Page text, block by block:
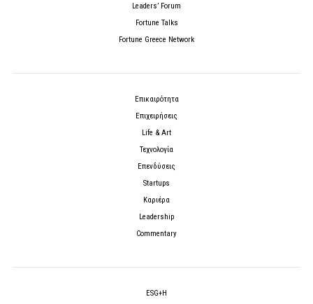
Leaders’ Forum
Fortune Talks
Fortune Greece Network
Επικαιρότητα
Επιχειρήσεις
Life & Art
Τεχνολογία
Επενδύσεις
Startups
Καριέρα
Leadership
Commentary
ESG+H